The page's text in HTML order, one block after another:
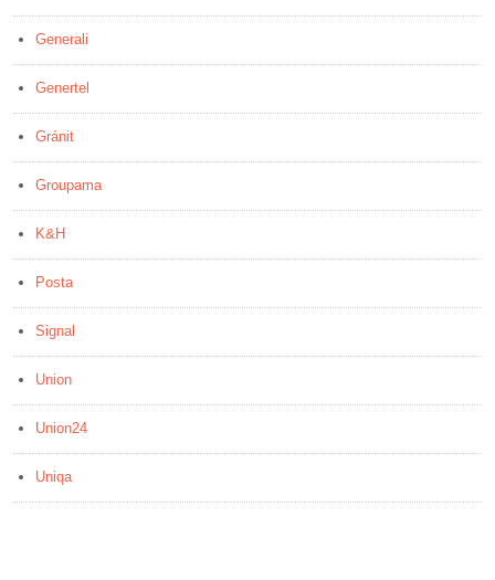
Generali
Genertel
Gránit
Groupama
K&H
Posta
Signal
Union
Union24
Uniqa